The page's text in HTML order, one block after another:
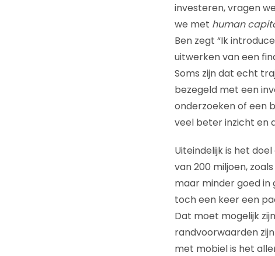
investeren, vragen
we met human
Ben zegt “Ik
uitwerken van een
Soms zijn dat echt
bezegeld met een
onderzoeken of een
veel beter inzicht en
Uiteindelijk is het
van 200 miljoen,
maar minder goed in
toch een keer een
Dat moet mogelijk
randvoorwaarden
met mobiel is het